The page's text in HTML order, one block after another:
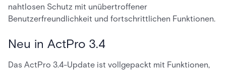
nahtlosen Schutz mit unübertroffener
Benutzerfreundlichkeit und fortschrittlichen Funktionen.
Neu in ActPro 3.4
Das ActPro 3.4-Update ist vollgepackt mit Funktionen,